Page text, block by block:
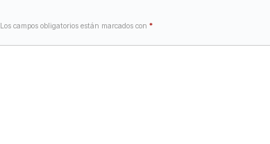
Los campos obligatorios están marcados con *